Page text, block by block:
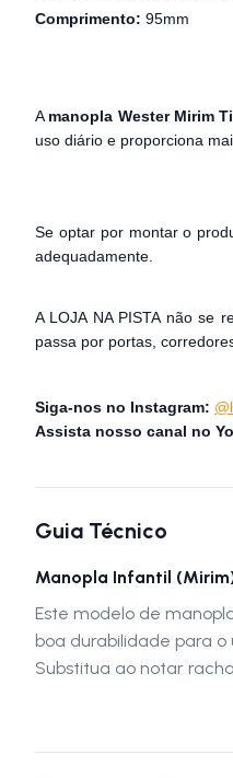
Comprimento: 95mm
A manopla Wester Mirim
uso diário e proporciona
Se optar por montar o
adequadamente.
A LOJA NA PISTA não se
passa por portas,
Siga-nos no Instagram:
Assista nosso canal no
Guia Técnico
Manopla Infantil
Este modelo de
boa durabilidade para
Substitua ao notar